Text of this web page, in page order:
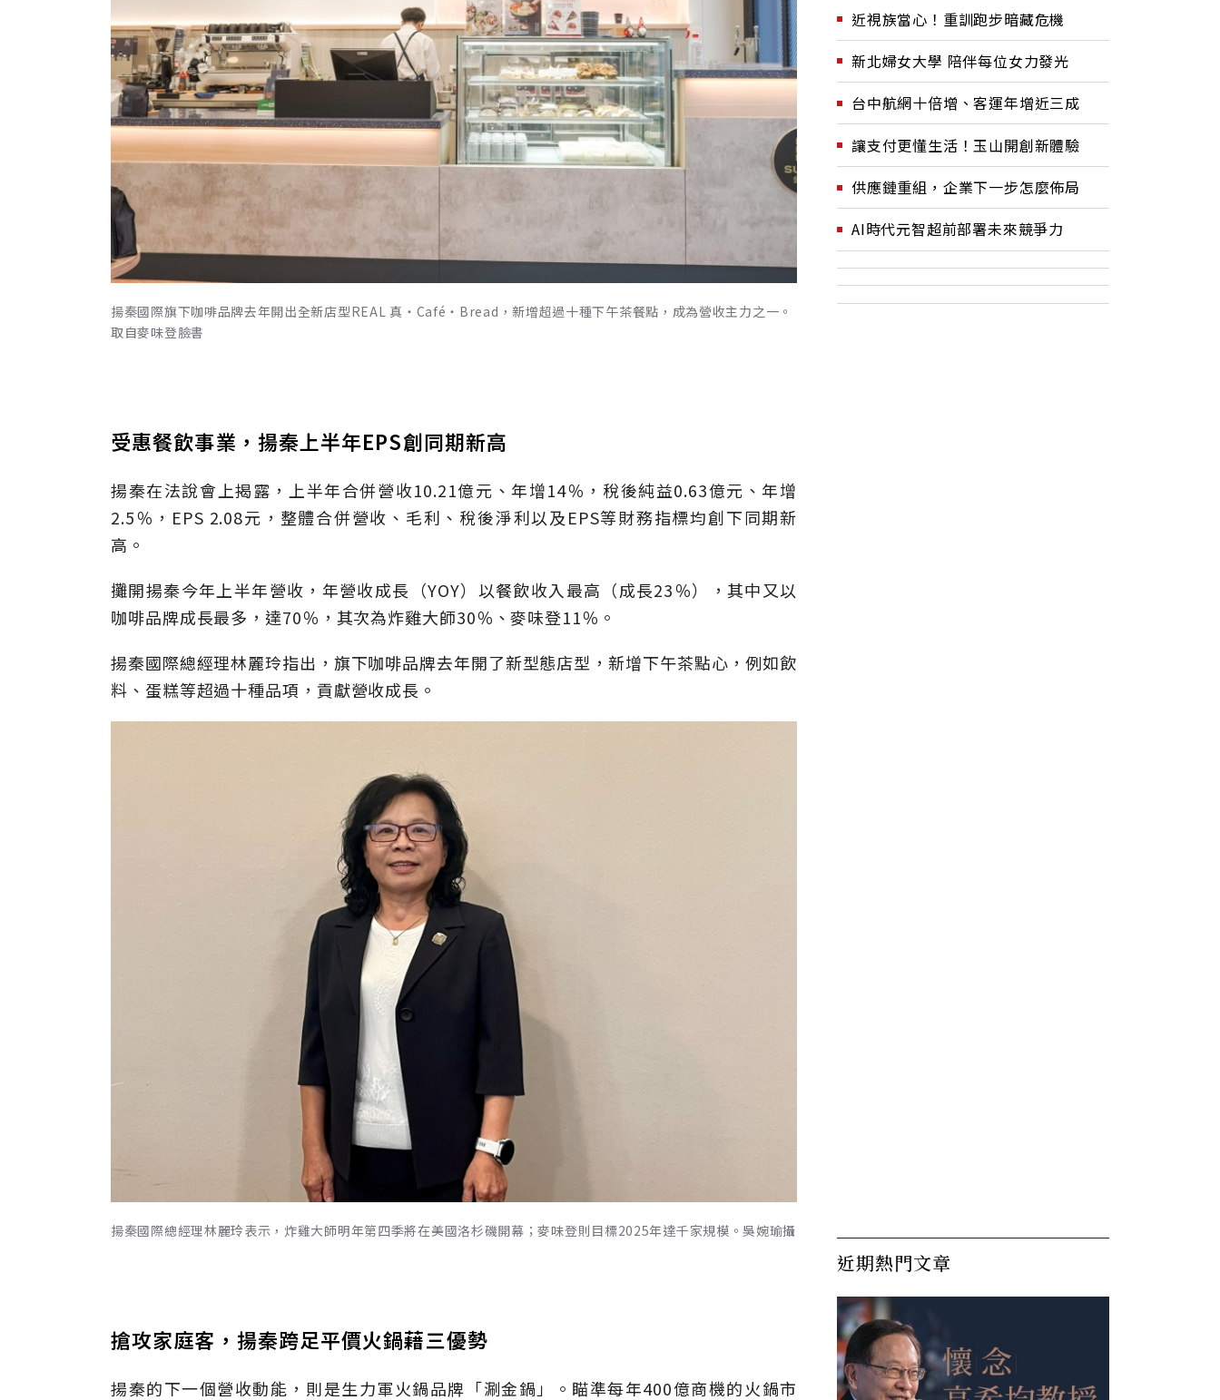
揚秦國際旗下咖啡品牌去年開出全新店型REAL 真‧Café‧Bread，新增超過十種下午茶餐點，成為營收主力之一。
取自麥味登臉書
受惠餐飲事業，揚秦上半年EPS創同期新高
揚秦在法說會上揭露，上半年合併營收10.21億元、年增14％，稅後純益0.63億元、年增
2.5％，EPS 2.08元，整體合併營收、毛利、稅後淨利以及EPS等財務指標均創下同期新
高。
攤開揚秦今年上半年營收，年營收成長（YOY）以餐飲收入最高（成長23％），其中又以
咖啡品牌成長最多，達70％，其次為炸雞大師30％、麥味登11％。
揚秦國際總經理林麗玲指出，旗下咖啡品牌去年開了新型態店型，新增下午茶點心，例如飲
料、蛋糕等超過十種品項，貢獻營收成長。
揚秦國際總經理林麗玲表示，炸雞大師明年第四季將在美國洛杉磯開幕；麥味登則目標2025年達千家規模。吳婉瑜攝
搶攻家庭客，揚秦跨足平價火鍋藉三優勢
揚秦的下一個營收動能，則是生力軍火鍋品牌「涮金鍋」。瞄準每年400億商機的火鍋市
近視族當心！重訓跑步暗藏危機
新北婦女大學 陪伴每位女力發光
台中航網十倍增、客運年增近三成
讓支付更懂生活！玉山開創新體驗
供應鏈重組，企業下一步怎麼佈局
AI時代元智超前部署未來競爭力
近期熱門文章